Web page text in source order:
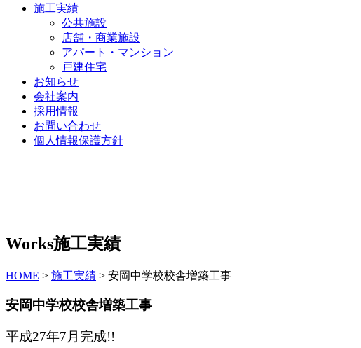
施工実績
公共施設
店舗・商業施設
アパート・マンション
戸建住宅
お知らせ
会社案内
採用情報
お問い合わせ
個人情報保護方針
Works施工実績
HOME > 施工実績 > 安岡中学校校舎増築工事
安岡中学校校舎増築工事
平成27年7月完成!!